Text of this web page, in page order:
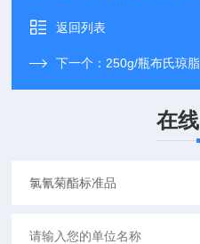
返回列表
下一个： 250g/瓶布氏琼脂
在